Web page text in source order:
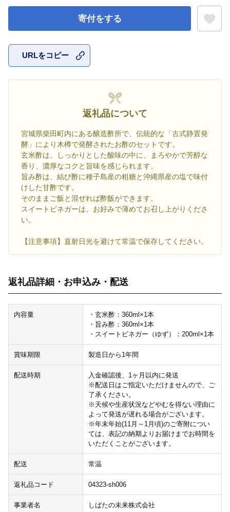
寄付をする
URLをコピー
返礼品について
宮城県柴田町内にある醸造酢所で、伝統的な「古式静置発
酵」により木樽で発酵されたお酢のセットです。
玄米酢は、しっかりとした酸味の中に、まろやかで芳醇な
香り、濃厚なコクと旨味を感じられます。
旨み酢は、結び酢に種子島産の粗糖と沖縄県産の塩で味付
けした甘酢です。
そのままご飯と混ぜれば酢飯ができます。
スイートビネガーは、お好みで薄めてお召し上がりくださ
い。
【注意事項】直射日光を避けて常温で保存してください。
返礼品詳細・お申込み・配送
内容量
・玄米酢：360ml×1本
・旨み酢：360ml×1本
・スイートビネガー（ゆず）：200ml×1本
賞味期限 製造日から1年間
配送時期
入金確認後、1ヶ月以内に発送
※配送日はご指定いただけませんので、ご
了承ください。
※天候や生産状況などやむを得ない理由に
よって発送が遅れる場合がございます。
※年末年始(11月～1月頃)のご寄附につい
ては、表記の納期よりお届けまでお時間を
いただくことがございます。
配送 常温
返礼品コード 04323-sh006
事業者名 しばたの未来株式会社